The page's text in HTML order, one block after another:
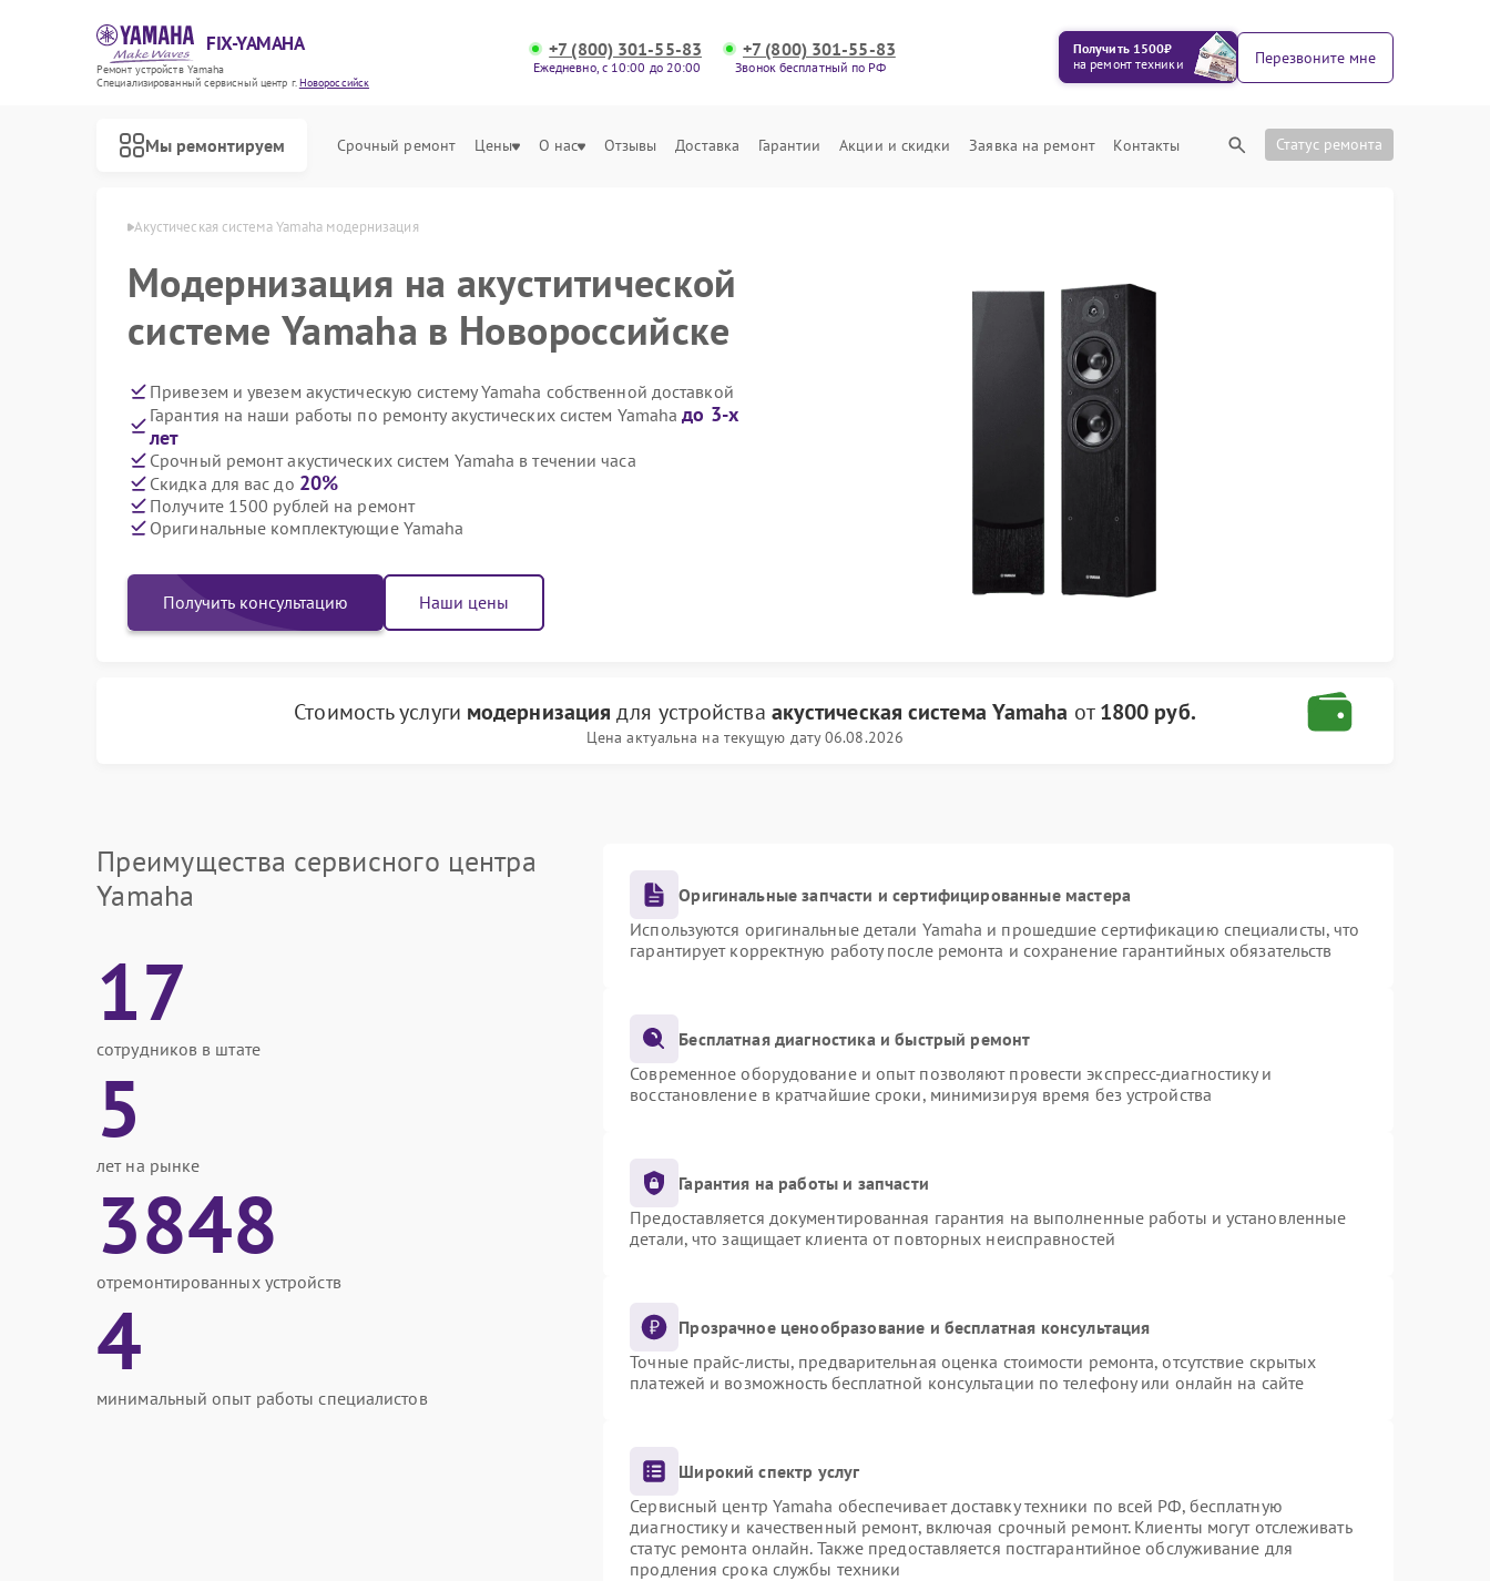
FIX-YAMAHA
Ремонт устройств Yamaha
Специализированный cервисный центр г.Новороссийск
+7 (800) 301-55-83
Ежедневно, с 10:00 до 20:00
+7 (800) 301-55-83
Звонок бесплатный по РФ
Получить 1500₽
на ремонт техники
Перезвоните мне
Мы ремонтируем Срочный ремонт Цены О нас Отзывы Доставка Гарантии Акции и скидки Заявка на ремонт Контакты Статус ремонта
Акустическая система Yamaha модернизация
Модернизация на акуститической
системе Yamaha в Новороссийске
Привезем и увезем акустическую систему Yamaha собственной доставкой
Гарантия на наши работы по ремонту акустических систем Yamahaдо 3-х
лет
Срочный ремонт акустических систем Yamaha в течении часа
Скидка для вас до 20%
Получите 1500 рублей на ремонт
Оригинальные комплектующие Yamaha
Получить консультацию Наши цены
Стоимость услуги модернизация для устройства акустическая система Yamaha от1800 руб.
Цена актуальна на текущую дату 06.08.2026
Преимущества сервисного центра
Yamaha
17
сотрудников в штате
5
лет на рынке
3848
отремонтированных устройств
4
минимальный опыт работы специалистов
Оригинальные запчасти и сертифицированные мастера
Используются оригинальные детали Yamaha и прошедшие сертификацию специалисты, что
гарантирует корректную работу после ремонта и сохранение гарантийных обязательств
Бесплатная диагностика и быстрый ремонт
Современное оборудование и опыт позволяют провести экспресс-диагностику и
восстановление в кратчайшие сроки, минимизируя время без устройства
Гарантия на работы и запчасти
Предоставляется документированная гарантия на выполненные работы и установленные
детали, что защищает клиента от повторных неисправностей
Прозрачное ценообразование и бесплатная консультация
Точные прайс-листы, предварительная оценка стоимости ремонта, отсутствие скрытых
платежей и возможность бесплатной консультации по телефону или онлайн на сайте
Широкий спектр услуг
Сервисный центр Yamaha обеспечивает доставку техники по всей РФ, бесплатную
диагностику и качественный ремонт, включая срочный ремонт. Клиенты могут отслеживать
статус ремонта онлайн. Также предоставляется постгарантийное обслуживание для
продления срока службы техники